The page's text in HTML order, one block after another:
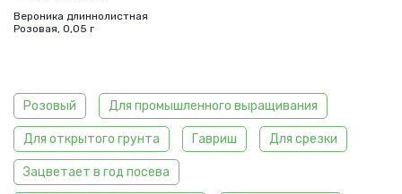
Вероника длиннолистная
Розовая, 0,05 г
Розовый Для промышленного выращивания
Для открытого грунта Гавриш Для срезки
Зацветает в год посева